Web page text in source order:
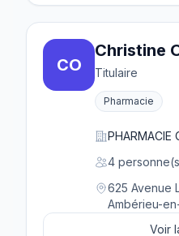
CO
Christine
Titulaire
Pharmacie
PHARMACIE
4
625 Avenue
Ambérieu-
Voir